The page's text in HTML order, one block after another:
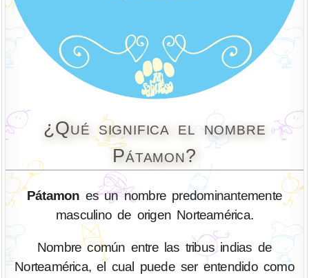
¿Qué significa el nombre
Pátamon?
Pátamon es un nombre predominantemente
masculino de origen Norteamérica.
Nombre común entre las tribus indias de
Norteamérica, el cual puede ser entendido como